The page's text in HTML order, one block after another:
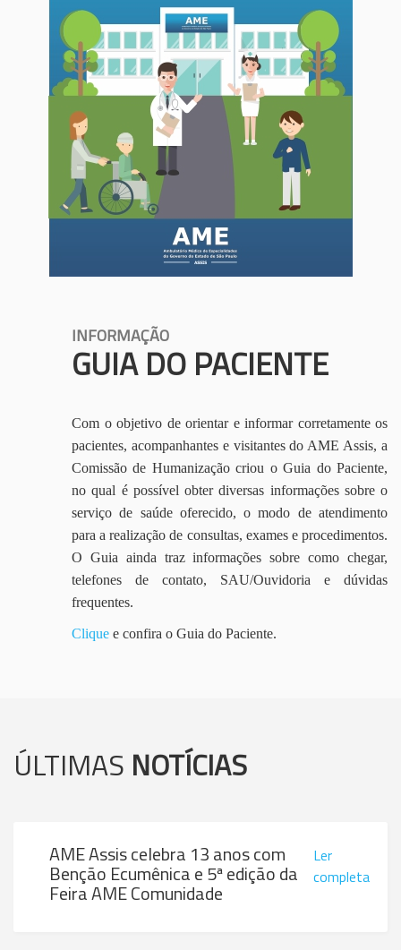
INFORMAÇÃO
GUIA DO PACIENTE
Com o objetivo de orientar e informar corretamente os
pacientes, acompanhantes e visitantes do AME Assis, a
Comissão de Humanização criou o Guia do Paciente,
no qual é possível obter diversas informações sobre o
serviço de saúde oferecido, o modo de atendimento
para a realização de consultas, exames e procedimentos.
O Guia ainda traz informações sobre como chegar,
telefones de contato, SAU/Ouvidoria e dúvidas
frequentes.
Clique e confira o Guia do Paciente.
ÚLTIMAS NOTÍCIAS
AME Assis celebra 13 anos com
Benção Ecumênica e 5ª edição da
Feira AME Comunidade
Ler
completa